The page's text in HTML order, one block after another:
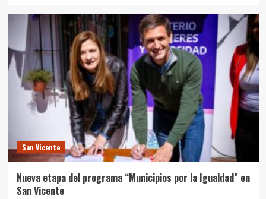
San Vicente
Nueva etapa del programa “Municipios por la Igualdad” en
San Vicente